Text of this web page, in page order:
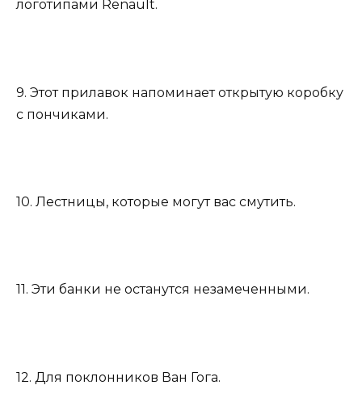
логотипами Renault.
9. Этот прилавок напоминает открытую коробку
с пончиками.
10. Лестницы, которые могут вас смутить.
11. Эти банки не останутся незамеченными.
12. Для поклонников Ван Гога.